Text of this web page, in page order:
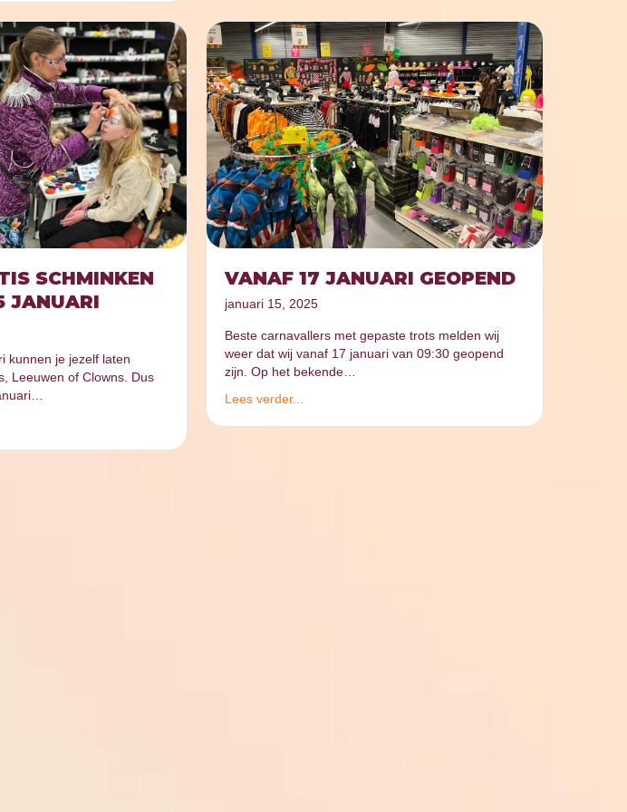
SCHMINKEN
JANUARI
kunnen je jezelf laten
Leeuwen of Clowns. Dus
VANAF 17 JANUARI GEOPEND
januari 15, 2025
Beste carnavallers met gepaste trots melden wij
weer dat wij vanaf 17 januari van 09:30 geopend
zijn. Op het bekende…
Lees verder...